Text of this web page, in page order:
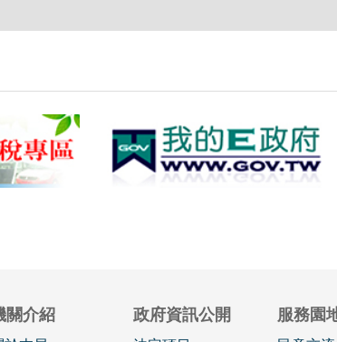
關介紹 政府資訊公開 服務園